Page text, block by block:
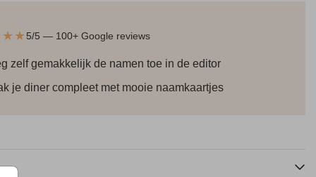
5/5 — 100+ Google reviews
zelf gemakkelijk de namen toe in de editor
je diner compleet met mooie naamkaartjes